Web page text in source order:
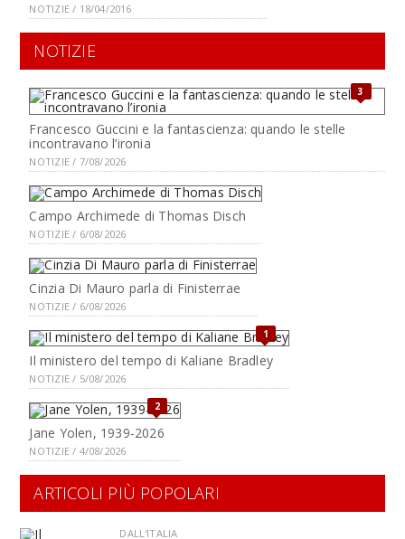
NOTIZIE / 18/04/2016
NOTIZIE
3
Francesco Guccini e la fantascienza: quando le stelle
incontravano l’ironia
NOTIZIE / 7/08/2026
Campo Archimede di Thomas Disch
NOTIZIE / 6/08/2026
Cinzia Di Mauro parla di Finisterrae
NOTIZIE / 6/08/2026
1
Il ministero del tempo di Kaliane Bradley
NOTIZIE / 5/08/2026
2
Jane Yolen, 1939-2026
NOTIZIE / 4/08/2026
ARTICOLI PIÙ POPOLARI
DALL'ITALIA